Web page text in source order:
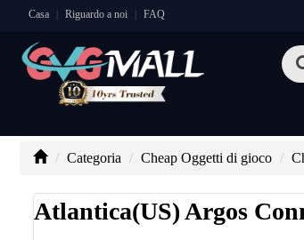
Casa | Riguardo a noi | FAQ
Categoria Cheap Oggetti di gioco
Atlantica(US) Argos